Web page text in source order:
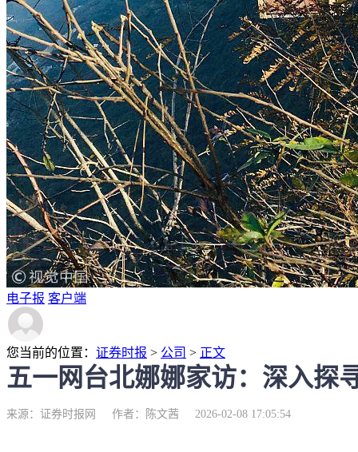
电子报 客户端
您当前的位置： 证券时报 > 公司 > 正文
五一网台北娜娜家访：深入探
来源：证券时报网 作者：陈文茜 2026-02-08 17:05:54